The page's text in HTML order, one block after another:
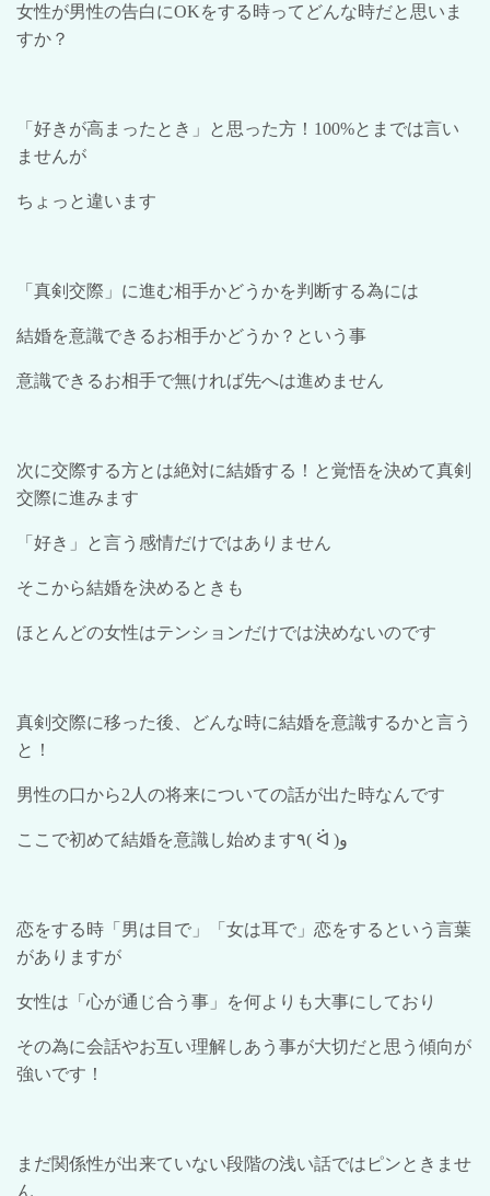
女性が男性の告白にOKをする時ってどんな時だと思いま
すか？
「好きが高まったとき」と思った方！ 100%とまでは言い
ませんが
ちょっと違います
「真剣交際」に進む相手かどうかを判断する為には
結婚を意識できるお相手かどうか？という事
意識できるお相手で無ければ先へは進めません
次に交際する方とは絶対に結婚する！と覚悟を決めて真剣
交際に進みます
「好き」と言う感情だけではありません
そこから結婚を決めるときも
ほとんどの女性はテンションだけでは決めないのです
真剣交際に移った後、どんな時に結婚を意識するかと言う
と！
男性の口から2 人の将来についての話が出た時なんです
ここで初めて結婚を意識し始めます٩( ᐛ )و
恋をする時「男は目で」「女は耳で」恋をするという言葉
がありますが
女性は「心が通じ合う事」を何よりも大事にしており
その為に会話やお互い理解しあう事が大切だと思う傾向が
強いです！
まだ関係性が出来ていない段階の浅い話ではピンときませ
ん